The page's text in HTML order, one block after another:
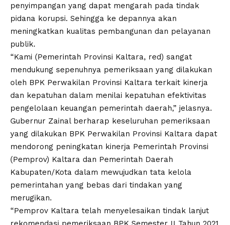
penyimpangan yang dapat mengarah pada tindak
pidana korupsi. Sehingga ke depannya akan
meningkatkan kualitas pembangunan dan pelayanan
publik.
“Kami (Pemerintah Provinsi Kaltara, red) sangat
mendukung sepenuhnya pemeriksaan yang dilakukan
oleh BPK Perwakilan Provinsi Kaltara terkait kinerja
dan kepatuhan dalam menilai kepatuhan efektivitas
pengelolaan keuangan pemerintah daerah,” jelasnya.
Gubernur Zainal berharap keseluruhan pemeriksaan
yang dilakukan BPK Perwakilan Provinsi Kaltara dapat
mendorong peningkatan kinerja Pemerintah Provinsi
(Pemprov) Kaltara dan Pemerintah Daerah
Kabupaten/Kota dalam mewujudkan tata kelola
pemerintahan yang bebas dari tindakan yang
merugikan.
“Pemprov Kaltara telah menyelesaikan tindak lanjut